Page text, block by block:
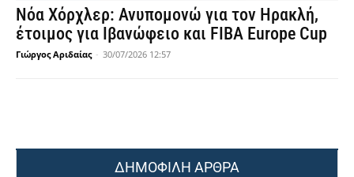
Νόα Χόρχλερ: Ανυπομονώ για τον Ηρακλή,
έτοιμος για Ιβανώφειο και FIBA Europe Cup
Γιώργος Αριδαίας - 30/07/2026 12:57
ΔΗΜΟΦΙΛΗ ΑΡΘΡΑ